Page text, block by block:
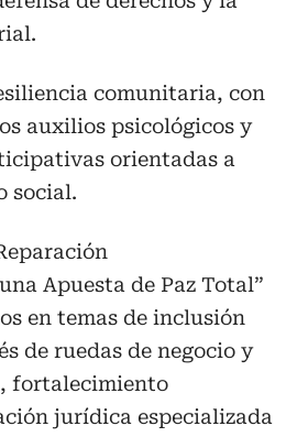
comunitaria, con
auxilios psicológicos y
orientadas a
social.
Apuesta de Paz Total”
en temas de inclusión
de ruedas de negocio y
fortalecimiento
jurídica especializada